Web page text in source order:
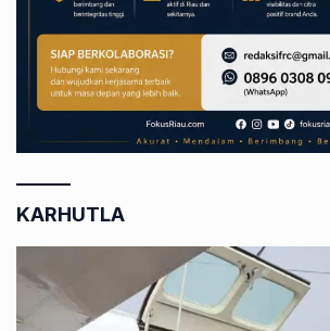
KARHUTLA